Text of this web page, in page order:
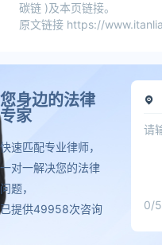
碳链 )及本页链接。
原文链接 https://
您身边的法律
专家
快速匹配专业律师，
一对一解决您的法律
问题，
已提供49958次咨询
0/